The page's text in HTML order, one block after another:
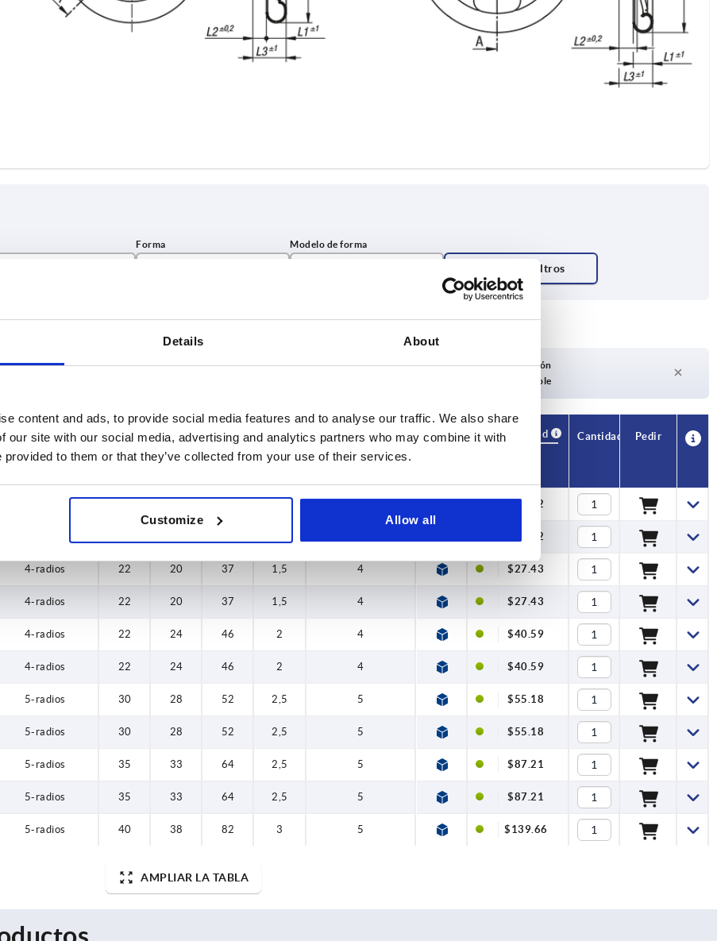
Details About
content and ads, to provide social media features and to analyse our traffic. We also share
our site with our social media, advertising and analytics partners who may combine it with
provided to them or that they’ve collected from your use of their services.
Customize Allow all
C 5-radios
al día a intervalos regulares. En el último
1-3 días
Plazo de entrega a petición
Actualmente no disponible
Modelo de forma L1 L3 Número de radios
CAD
Disponibilidad
Cantidad Pedir
$19.32
$19.32
4-radios 22 20 37 1,5 4 $27.43
4-radios 22 20 37 1,5 4 $27.43
4-radios 22 24 46 2 4 $40.59
4-radios 22 24 46 2 4 $40.59
5-radios 30 28 52 2,5 5 $55.18
5-radios 30 28 52 2,5 5 $55.18
5-radios 35 33 64 2,5 5 $87.21
5-radios 35 33 64 2,5 5 $87.21
5-radios 40 38 82 3 5 $139.66
AMPLIAR LA TABLA